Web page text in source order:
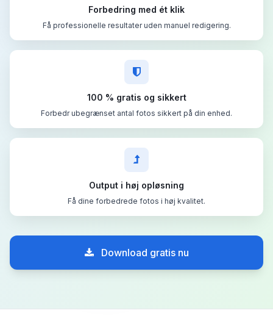
Forbedring med ét klik
Få professionelle resultater uden manuel redigering.
100 % gratis og sikkert
Forbedr ubegrænset antal fotos sikkert på din enhed.
Output i høj opløsning
Få dine forbedrede fotos i høj kvalitet.
Download gratis nu